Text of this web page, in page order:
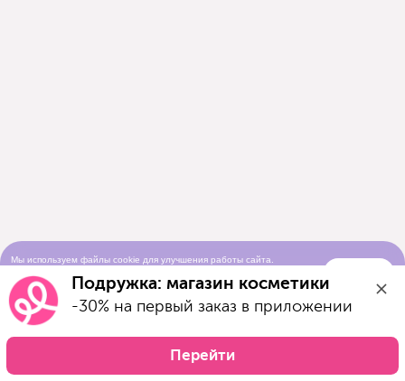
Мы используем файлы cookie для улучшения работы сайта.
использования cookie-файловПодружка: магазин косметики
-30% на первый заказ в приложении
Перейти